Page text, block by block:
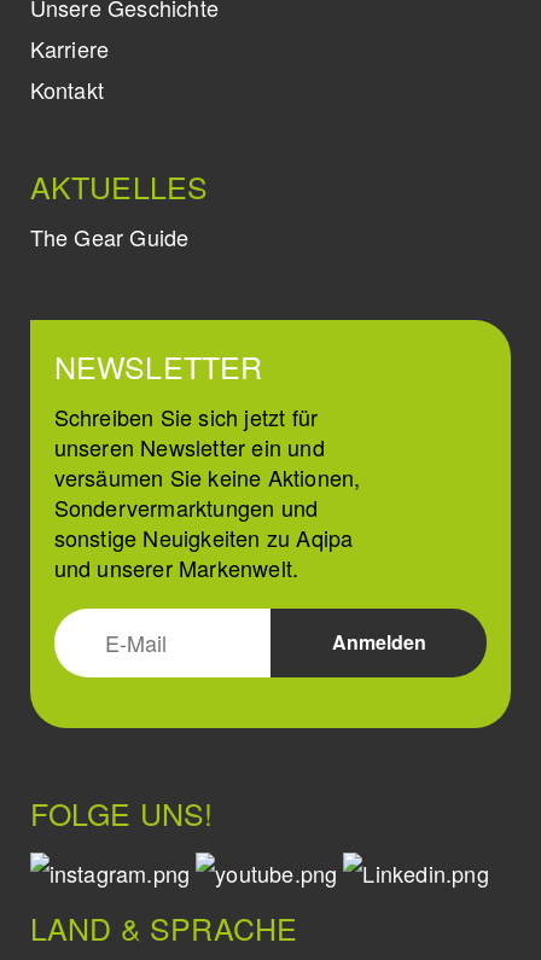
Unsere Geschichte
Karriere
Kontakt
AKTUELLES
The Gear Guide
NEWSLETTER
Schreiben Sie sich jetzt für
unseren Newsletter ein und
versäumen Sie keine Aktionen,
Sondervermarktungen und
sonstige Neuigkeiten zu Aqipa
und unserer Markenwelt.
FOLGE UNS!
LAND & SPRACHE